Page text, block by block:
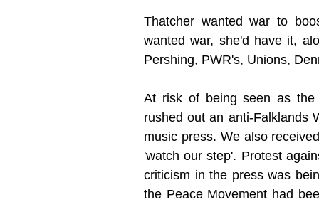
Thatcher wanted war to
wanted war, she'd have it,
Pershing, PWR's, Unions,
At risk of being seen as the
rushed out an anti-Falklands
music press. We also
'watch our step'. Protest
criticism in the press was
the Peace Movement had